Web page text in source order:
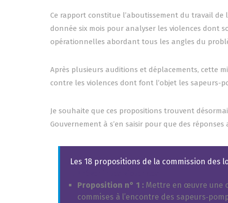
Ce rapport constitue l’aboutissement du travail de
donnée six mois pour analyser les violences dont
opérationnelles abordant tous les angles du
Après plusieurs auditions et déplacements, cette
contre les violences dont font l’objet les sapeurs-
Je souhaite que ces propositions trouvent
Gouvernement à s’en saisir pour que des
Les 18 propositions de la commission des
Proposition n° 1 : Mettre en œuvre une
commises à l’encontre des